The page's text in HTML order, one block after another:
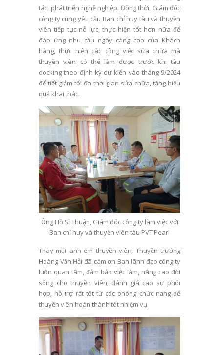
tác, phát triển nghề nghiệp. Đồng thời, Giám đốc
công ty cũng yêu cầu Ban chỉ huy tàu và thuyền
viên tiếp tục nỗ lực, thực hiện tốt hơn nữa để
đáp ứng nhu cầu ngày càng cao của Khách
hàng, thực hiện các công việc sữa chữa mà
thuyền viên có thể làm được trước khi tàu
docking theo định kỳ dự kiến vào tháng 9/2024
để tiết giảm tối đa thời gian sửa chữa, tăng hiệu
quả khai thác.
Ông Hồ Sĩ Thuận, Giám đốc công ty làm việc với
Ban chỉ huy và thuyền viên tàu PVT Pearl
Thay mặt anh em thuyền viên, Thuyền trưởng
Hoàng Văn Hải đã cám ơn Ban lãnh đạo công ty
luôn quan tâm, đảm bảo việc làm, nâng cao đời
sống cho thuyền viên; đánh giá cao sự phối
hợp, hỗ trợ rất tốt từ các phòng chức năng để
thuyền viên hoàn thành tốt nhiệm vụ.